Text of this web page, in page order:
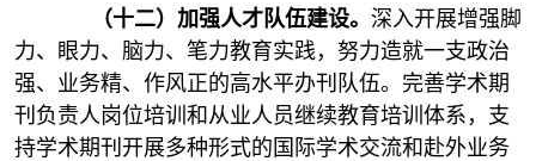
（十二）加强人才队伍建设。 深入开展增强脚
力、眼力、脑力、笔力教育实践，努力造就一支政治
强、业务精、作风正的高水平办刊队伍。完善学术期
刊负责人岗位培训和从业人员继续教育培训体系，支
持学术期刊开展多种形式的国际学术交流和赴外业务